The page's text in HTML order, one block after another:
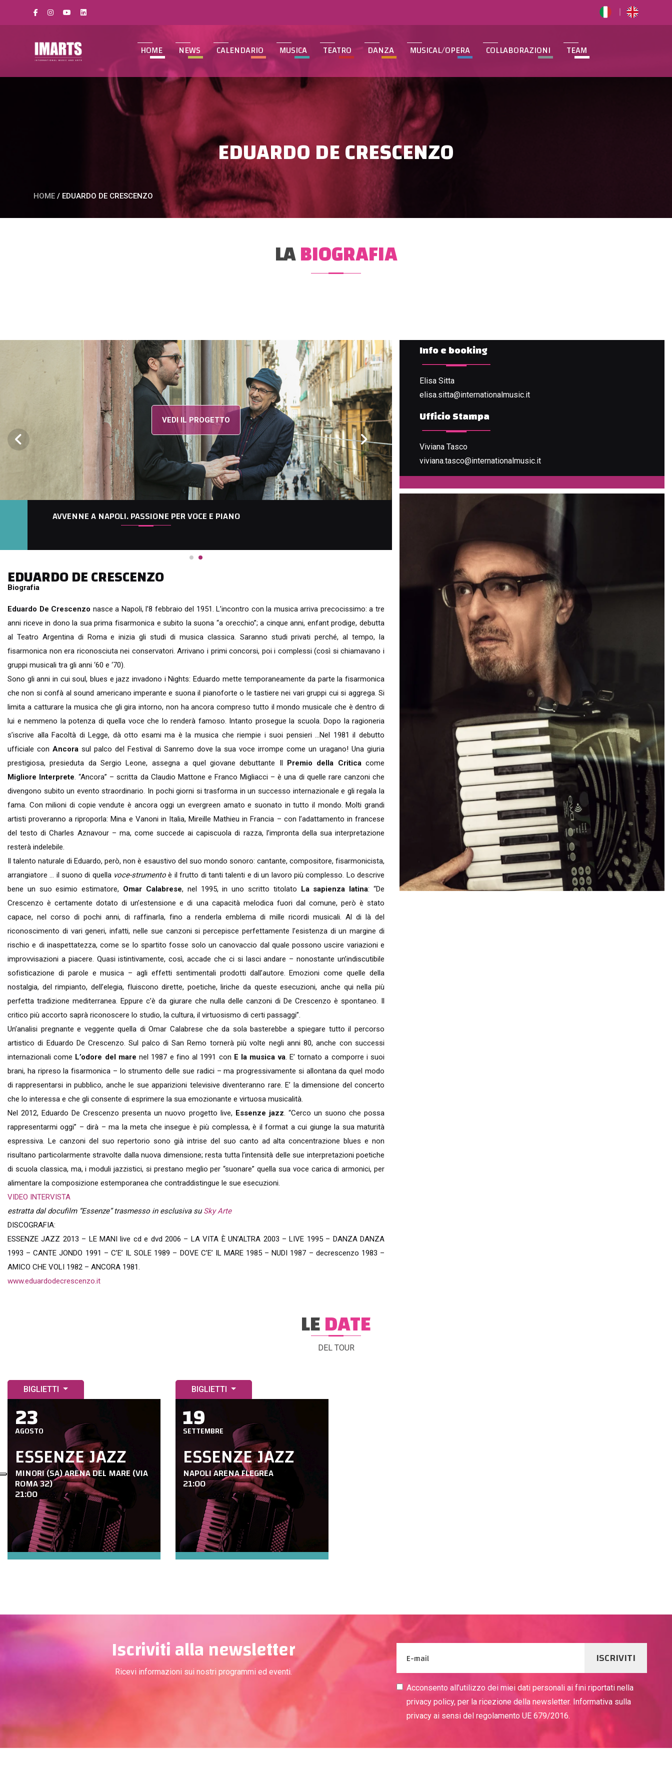
HOME NEWS CALENDARIO MUSICA TEATRO DANZA MUSICAL/OPERA COLLABORAZIONI TEAM
EDUARDO DE CRESCENZO
HOME / EDUARDO DE CRESCENZO
LABIOGRAFIA
VEDI IL PROGETTO
AVVENNE A NAPOLI. PASSIONE PER VOCE E PIANO ESSENZE JAZZ
EDUARDO DE CRESCENZO
Biografia
Eduardo De Crescenzo nasce a Napoli, l’8 febbraio del 1951. L’incontro con la musica arriva precocissimo: a tre
anni riceve in dono la sua prima fisarmonica e subito la suona “a orecchio”; a cinque anni, enfant prodige, debutta
al Teatro Argentina di Roma e inizia gli studi di musica classica. Saranno studi privati perché, al tempo, la
fisarmonica non era riconosciuta nei conservatori. Arrivano i primi concorsi, poi i complessi (così si chiamavano i
gruppi musicali tra gli anni ‘60 e ‘70).
Sono gli anni in cui soul, blues e jazz invadono i Nights: Eduardo mette temporaneamente da parte la fisarmonica
che non si confà al sound americano imperante e suona il pianoforte o le tastiere nei vari gruppi cui si aggrega. Si
limita a catturare la musica che gli gira intorno, non ha ancora compreso tutto il mondo musicale che è dentro di
lui e nemmeno la potenza di quella voce che lo renderà famoso. Intanto prosegue la scuola. Dopo la ragioneria
s’iscrive alla Facoltà di Legge, dà otto esami ma è la musica che riempie i suoi pensieri …Nel 1981 il debutto
ufficiale con Ancorasul palco del Festival di Sanremo dove la sua voce irrompe come un uragano! Una giuria
prestigiosa, presieduta da Sergio Leone, assegna a quel giovane debuttante Il Premio della Criticacome
Migliore Interprete. “Ancora” – scritta da Claudio Mattone e Franco Migliacci – è una di quelle rare canzoni che
divengono subito un evento straordinario. In pochi giorni si trasforma in un successo internazionale e gli regala la
fama. Con milioni di copie vendute è ancora oggi un evergreen amato e suonato in tutto il mondo. Molti grandi
artisti proveranno a riproporla: Mina e Vanoni in Italia, Mireille Mathieu in Francia – con l’adattamento in francese
del testo di Charles Aznavour – ma, come succede ai capiscuola di razza, l’impronta della sua interpretazione
resterà indelebile.
Il talento naturale di Eduardo, però, non è esaustivo del suo mondo sonoro: cantante, compositore, fisarmonicista,
arrangiatore … il suono di quella voce-strumento è il frutto di tanti talenti e di un lavoro più complesso. Lo descrive
bene un suo esimio estimatore, Omar Calabrese, nel 1995, in uno scritto titolato La sapienza latina: “De
Crescenzo è certamente dotato di un’estensione e di una capacità melodica fuori dal comune, però è stato
capace, nel corso di pochi anni, di raffinarla, fino a renderla emblema di mille ricordi musicali. Al di là del
riconoscimento di vari generi, infatti, nelle sue canzoni si percepisce perfettamente l’esistenza di un margine di
rischio e di inaspettatezza, come se lo spartito fosse solo un canovaccio dal quale possono uscire variazioni e
improvvisazioni a piacere. Quasi istintivamente, così, accade che ci si lasci andare – nonostante un’indiscutibile
sofisticazione di parole e musica – agli effetti sentimentali prodotti dall’autore. Emozioni come quelle della
nostalgia, del rimpianto, dell’elegia, fluiscono dirette, poetiche, liriche da queste esecuzioni, anche qui nella più
perfetta tradizione mediterranea. Eppure c’è da giurare che nulla delle canzoni di De Crescenzo è spontaneo. Il
critico più accorto saprà riconoscere lo studio, la cultura, il virtuosismo di certi passaggi”.
Un’analisi pregnante e veggente quella di Omar Calabrese che da sola basterebbe a spiegare tutto il percorso
artistico di Eduardo De Crescenzo. Sul palco di San Remo tornerà più volte negli anni 80, anche con successi
internazionali come L’odore del mare nel 1987 e fino al 1991 con E la musica va. E’ tornato a comporre i suoi
brani, ha ripreso la fisarmonica – lo strumento delle sue radici – ma progressivamente si allontana da quel modo
di rappresentarsi in pubblico, anche le sue apparizioni televisive diventeranno rare. E’ la dimensione del concerto
che lo interessa e che gli consente di esprimere la sua emozionante e virtuosa musicalità.
Nel 2012, Eduardo De Crescenzo presenta un nuovo progetto live, Essenze jazz. “Cerco un suono che possa
rappresentarmi oggi” – dirà – ma la meta che insegue è più complessa, è il format a cui giunge la sua maturità
espressiva. Le canzoni del suo repertorio sono già intrise del suo canto ad alta concentrazione blues e non
risultano particolarmente stravolte dalla nuova dimensione; resta tutta l’intensità delle sue interpretazioni poetiche
di scuola classica, ma, i moduli jazzistici, si prestano meglio per “suonare” quella sua voce carica di armonici, per
alimentare la composizione estemporanea che contraddistingue le sue esecuzioni.
VIDEO INTERVISTA
estratta dal docufilm “Essenze” trasmesso in esclusiva suSky Arte
DISCOGRAFIA:
ESSENZE JAZZ 2013 – LE MANI live cd e dvd 2006 – LA VITA È UN’ALTRA 2003 – LIVE 1995 – DANZA DANZA
1993 – CANTE JONDO 1991 – C’E’ IL SOLE 1989 – DOVE C’E’ IL MARE 1985 – NUDI 1987 – decrescenzo 1983 –
AMICO CHE VOLI 1982 – ANCORA 1981.
www.eduardodecrescenzo.it
Info e booking
Elisa Sitta
elisa.sitta@internationalmusic.it
Ufficio Stampa
Viviana Tasco
viviana.tasco@internationalmusic.it
LEDATE
DEL TOUR
BIGLIETTI
23
AGOSTO
ESSENZE JAZZ
MINORI (SA) ARENA DEL MARE (VIA
ROMA 32)
21:00
BIGLIETTI
19
SETTEMBRE
ESSENZE JAZZ
NAPOLI ARENA FLEGREA
21:00
Iscriviti alla newsletter
Ricevi informazioni sui nostri programmi ed eventi.
ISCRIVITI
Acconsento all’utilizzo dei miei dati personali ai fini riportati nella
privacy policy, per la ricezione della newsletter. Informativa sulla
privacy ai sensi del regolamento UE 679/2016.